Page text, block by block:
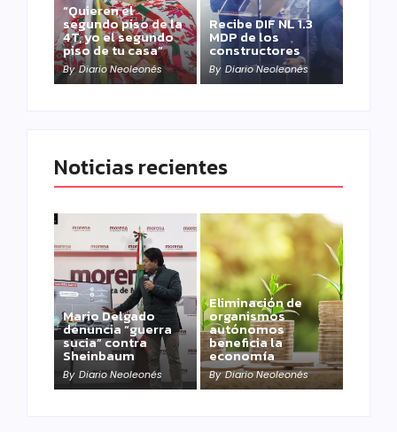
“Quieren el
segundo piso de la
4T, yo el segundo
piso de tu casa”
By Diario Neoleonés
Recibe DIF NL 1.3
MDP de los
constructores
By Diario Neoleonés
Noticias recientes
Mario Delgado
denuncia “guerra
sucia” contra
Sheinbaum
By Diario Neoleonés
Eliminación de
organismos
autónomos
beneficia la
economía
By Diario Neoleonés